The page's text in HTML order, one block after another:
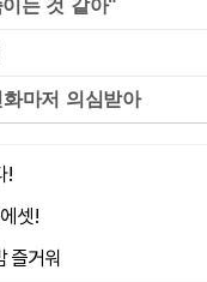
는 것 같아"
마저 의심받아